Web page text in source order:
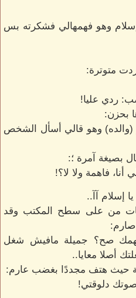
وهو فهمهالي فشكرته بس
متوترة:
ردي عليا!
بحزن:
(والده) وهو قالي أسأل الشخص
بصيغة آمرة ؛:
أنا، فاهمة ولا لا؟!
إسلام آآ..
من على سطح المكتب وقد
صارم:
صح؟ جميلة مافيش شغل
أصلا معايا..
حيث هتف مجددًا بغضب عارم:
دلوقتي!